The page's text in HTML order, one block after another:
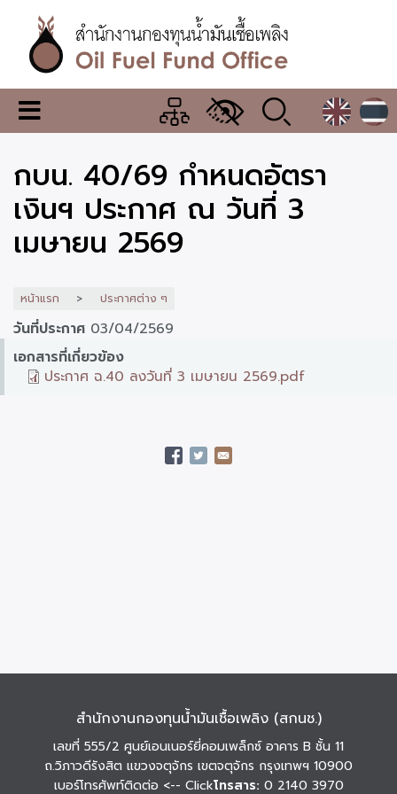
เนื้อหา
หลักสำนักงาน
กองทุน
น้ำมัน
เชื้อ
เพลิง
เมนู
เปลี่ยน
แสดง
ผล
กบน. 40/69 กำหนดอัตรา
เงินฯ ประกาศ ณ วันที่ 3
เมษายน 2569
หน้าแรก ประกาศต่าง ๆ
วันที่ประกาศ 03/04/2569
เอกสารที่เกี่ยวข้อง
ประกาศ ฉ.40 ลงวันที่ 3 เมษายน 2569.pdf
สำนักงานกองทุนน้ำมันเชื้อเพลิง (สกนช.)
เลขที่ 555/2 ศูนย์เอนเนอร์ยี่คอมเพล็กซ์ อาคาร B ชั้น 11
ถ.วิภาวดีรังสิต แขวงจตุจักร เขตจตุจักร กรุงเทพฯ 10900
เบอร์โทรศัพท์ติดต่อ <-- Clickโทรสาร: 0 2140 3970